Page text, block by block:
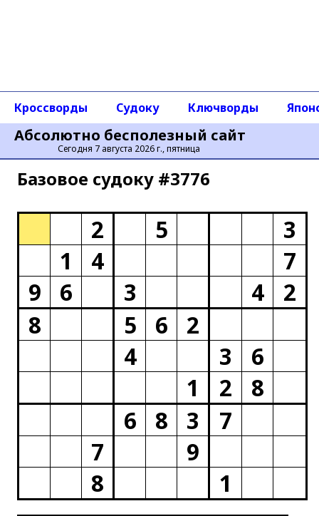
Абсолютно бесполезный сайт
Сегодня 7 августа 2026 г., пятница
Кроссворды Судоку Ключворды
Базовое cудоку #3776
2 5
3
1
4
7
9
6 3 4
2
8
5 6
2
4
3
6
1
2
8
6
8 3
7
7
9
8
1